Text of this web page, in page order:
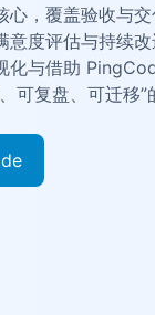
心，覆盖验收与
意度评估与持续
与借助
可复盘、可迁移”